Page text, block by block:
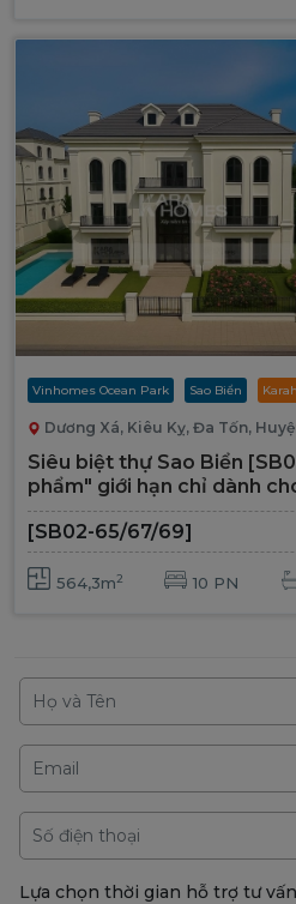
Vinhomes Ocean Park Sao Biển
Dương Xá, Kiêu Kỵ, Đa Tốn,
Siêu biệt thự Sao Biển
phẩm" giới hạn chỉ dành
[SB02-65/67/69]
564,3m2 10 PN
Lựa chọn thời gian hỗ trợ tư vấn